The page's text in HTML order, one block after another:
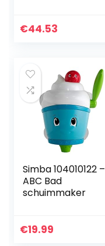
€44.53
Simba 104010122 –
ABC Bad
schuimmaker
€19.99